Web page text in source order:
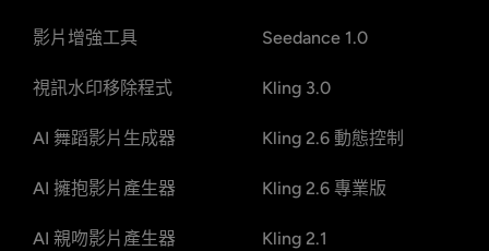
影片增強工具
視訊水印移除程式
AI 舞蹈影片生成器
AI 擁抱影片產生器
AI 親吻影片產生器
Seedance 1.0
Kling 3.0
Kling 2.6 動態控制
Kling 2.6 專業版
Kling 2.1